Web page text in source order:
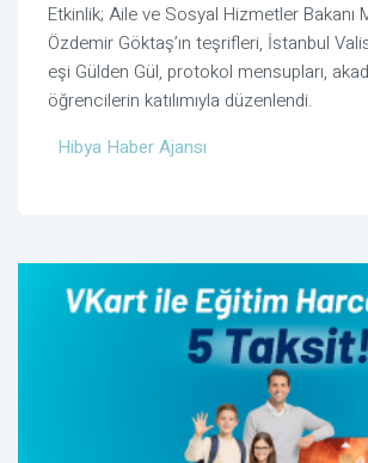
Etkinlik; Aile ve Sosyal Hizmetler Bakanı
Özdemir Göktaş’ın teşrifleri, İstanbul
eşi Gülden Gül, protokol mensupları,
öğrencilerin katılımıyla düzenlendi.
Hibya Haber Ajansı